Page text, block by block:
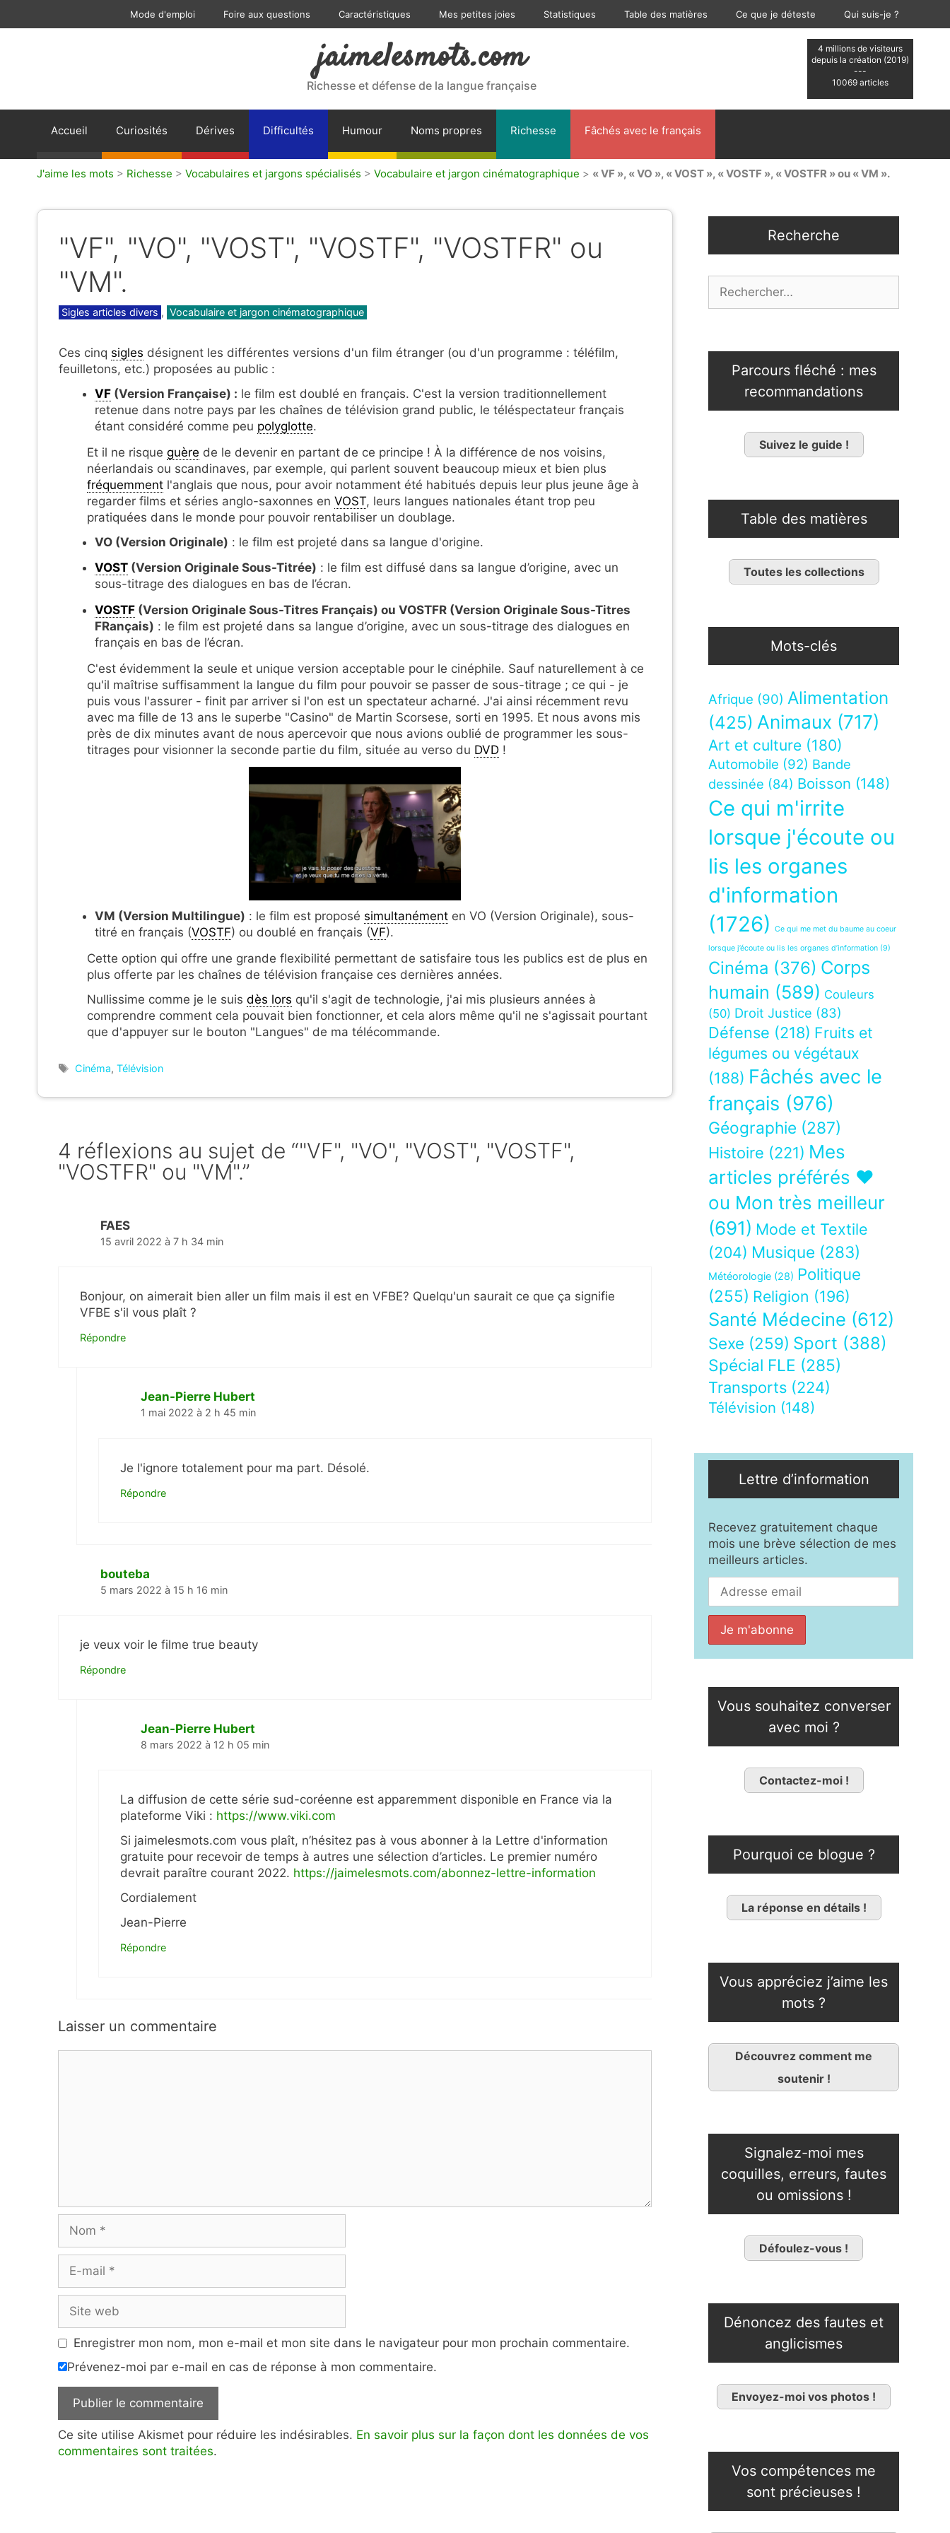
Mode d'emploi Foire aux questions Caractéristiques Mes petites joies Statistiques Table des matières Ce que je déteste Qui suis-je ?
4 millions de visiteurs
depuis la création (2019)
---
10069 articles
jaimelesmots.com
Richesse et défense de la langue française
Accueil Curiosités Dérives Difficultés Humour Noms propres Richesse Fâchés avec le français
J'aime les mots > Richesse > Vocabulaires et jargons spécialisés > Vocabulaire et jargon cinématographique > « VF », « VO », « VOST », « VOSTF », « VOSTFR » ou « VM ».
"VF", "VO", "VOST", "VOSTF", "VOSTFR" ou
"VM".
Catégories
Sigles articles divers , Vocabulaire et jargon cinématographique
Ces cinq sigles désignent les différentes versions d'un film étranger (ou d'un programme : téléfilm,
feuilletons, etc.) proposées au public :
VF (Version Française) : le film est doublé en français. C'est la version traditionnellement
retenue dans notre pays par les chaînes de télévision grand public, le téléspectateur français
étant considéré comme peu polyglotte.
Et il ne risque guère de le devenir en partant de ce principe ! À la différence de nos voisins,
néerlandais ou scandinaves, par exemple, qui parlent souvent beaucoup mieux et bien plus
fréquemment l'anglais que nous, pour avoir notamment été habitués depuis leur plus jeune âge à
regarder films et séries anglo-saxonnes en VOST, leurs langues nationales étant trop peu
pratiquées dans le monde pour pouvoir rentabiliser un doublage.
VO (Version Originale) : le film est projeté dans sa langue d'origine.
VOST (Version Originale Sous-Titrée) : le film est diffusé dans sa langue d’origine, avec un
sous-titrage des dialogues en bas de l’écran.
VOSTF (Version Originale Sous-Titres Français) ou VOSTFR (Version Originale Sous-Titres
FRançais) : le film est projeté dans sa langue d’origine, avec un sous-titrage des dialogues en
français en bas de l’écran.
C'est évidemment la seule et unique version acceptable pour le cinéphile. Sauf naturellement à ce
qu'il maîtrise suffisamment la langue du film pour pouvoir se passer de sous-titrage ; ce qui - je
puis vous l'assurer - finit par arriver si l'on est un spectateur acharné. J'ai ainsi récemment revu
avec ma fille de 13 ans le superbe "Casino" de Martin Scorsese, sorti en 1995. Et nous avons mis
près de dix minutes avant de nous apercevoir que nous avions oublié de programmer les sous-
titrages pour visionner la seconde partie du film, située au verso du DVD !
VM (Version Multilingue) : le film est proposé simultanément en VO (Version Originale), sous-
titré en français (VOSTF) ou doublé en français (VF).
Cette option qui offre une grande flexibilité permettant de satisfaire tous les publics est de plus en
plus offerte par les chaînes de télévision française ces dernières années.
Nullissime comme je le suis dès lors qu'il s'agit de technologie, j'ai mis plusieurs années à
comprendre comment cela pouvait bien fonctionner, et cela alors même qu'il ne s'agissait pourtant
que d'appuyer sur le bouton "Langues" de ma télécommande.
Étiquettes
Cinéma,Télévision
4 réflexions au sujet de “"VF", "VO", "VOST", "VOSTF",
"VOSTFR" ou "VM".”
FAES
15 avril 2022 à 7 h 34 min
Bonjour, on aimerait bien aller un film mais il est en VFBE? Quelqu'un saurait ce que ça signifie
VFBE s'il vous plaît ?
Répondre
Jean-Pierre Hubert
1 mai 2022 à 2 h 45 min
Je l'ignore totalement pour ma part. Désolé.
Répondre
bouteba
5 mars 2022 à 15 h 16 min
je veux voir le filme true beauty
Répondre
Jean-Pierre Hubert
8 mars 2022 à 12 h 05 min
La diffusion de cette série sud-coréenne est apparemment disponible en France via la
plateforme Viki : https://www.viki.com
Si jaimelesmots.com vous plaît, n’hésitez pas à vous abonner à la Lettre d'information
gratuite pour recevoir de temps à autres une sélection d’articles. Le premier numéro
devrait paraître courant 2022. https://jaimelesmots.com/abonnez-lettre-information
Cordialement
Jean-Pierre
Répondre
Laisser un commentaire
mail
web
Enregistrer mon nom, mon e-mail et mon site dans le navigateur pour mon prochain commentaire.
Prévenez-moi par e-mail en cas de réponse à mon commentaire.
Ce site utilise Akismet pour réduire les indésirables. En savoir plus sur la façon dont les données de vos
commentaires sont traitées.
Recherche
Parcours fléché : mes
recommandations
Suivez le guide !
Table des matières
Toutes les collections
Mots-clés
Afrique (90) Alimentation
(425) Animaux (717)
Art et culture (180)
Automobile (92) Bande
dessinée (84) Boisson (148)
Ce qui m'irrite
lorsque j'écoute ou
lis les organes
d'information
(1726)
Ce qui me met du baume au coeur
lorsque j’écoute ou lis les organes d’information (9)
Cinéma (376) Corps
humain (589) Couleurs
(50) Droit Justice (83)
Défense (218) Fruits et
légumes ou végétaux
(188) Fâchés avec le
français (976)
Géographie (287)
Histoire (221) Mes
articles préférés ❤
ou Mon très meilleur
(691) Mode et Textile
(204) Musique (283)
Météorologie (28) Politique
(255) Religion (196)
Santé Médecine (612)
Sexe (259) Sport (388)
Spécial FLE (285)
Transports (224)
Télévision (148)
Lettre d’information
Recevez gratuitement chaque
mois une brève sélection de mes
meilleurs articles.
Vous souhaitez converser
avec moi ?
Contactez-moi !
Pourquoi ce blogue ?
La réponse en détails !
Vous appréciez j’aime les
mots ?
Découvrez comment me
soutenir !
Signalez-moi mes
coquilles, erreurs, fautes
ou omissions !
Défoulez-vous !
Dénoncez des fautes et
anglicismes
Envoyez-moi vos photos !
Vos compétences me
sont précieuses !